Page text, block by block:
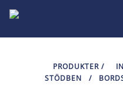
PRODUKTER /
STÖDBEN
/